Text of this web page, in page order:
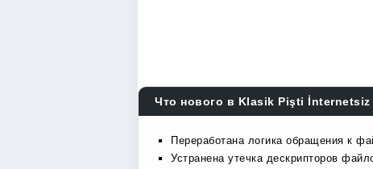
Что нового в Klasik Pişti
Переработана логика обращения к
Устранена утечка дескрипторов